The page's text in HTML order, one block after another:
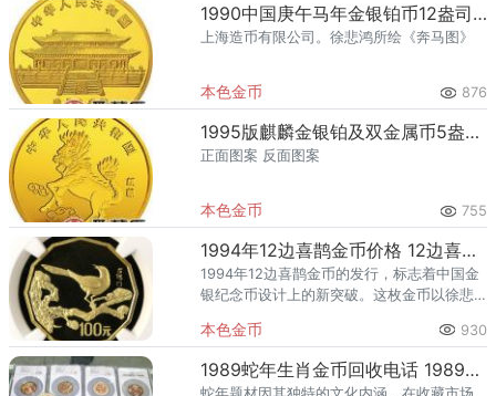
1990中国庚午马年金银铂币12盎司奔马图金币
上海造币有限公司。徐悲鸿所绘《奔马图》
本色金币 876
1995版麒麟金银铂及双金属币5盎司母子独角兽金币
正面图案 反面图案
本色金币 755
1994年12边喜鹊金币价格 12边喜鹊金币值多少钱
1994年12边喜鹊金币的发行，标志着中国金
银纪念币设计上的新突破。这枚金币以徐悲
高寿、吉祥如意。金币面额为100元，直径为
十二边形外接圆直径
本色金币 930
1989蛇年生肖金币回收电话 1989年生肖蛇年金币值多少钱